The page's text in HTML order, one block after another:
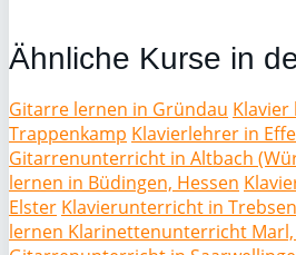
Ähnliche Kurse in
Gitarre lernen in Gründau Klavier
Trappenkamp Klavierlehrer in
Gitarrenunterricht in Altbach
lernen in Büdingen, Hessen
Elster Klavierunterricht in
lernen Klarinettenunterricht Marl,